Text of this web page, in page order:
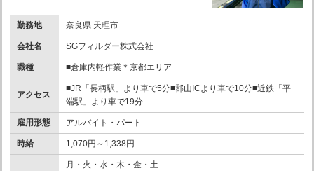
勤務地 奈良県 天理市
会社名 SGフィルダー株式会社
職種 ■倉庫内軽作業＊京都エリア
アクセス
■JR「長柄駅」より車で5分■郡山ICより車で10分■近鉄「平
端駅」より車で19分
雇用形態 アルバイト・パート
時給 1,070円～1,338円
月・火・水・木・金・土